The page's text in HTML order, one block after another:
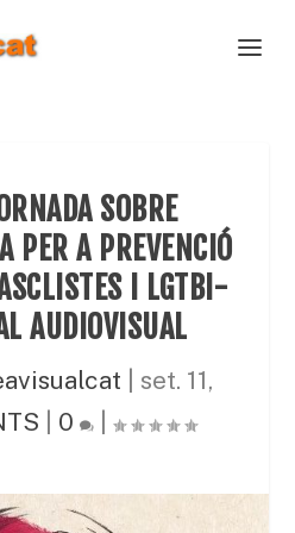
SOBRE
PER A PREVENCIÓ
I LGTBI-
AUDIOVISUAL
set. 11,
0